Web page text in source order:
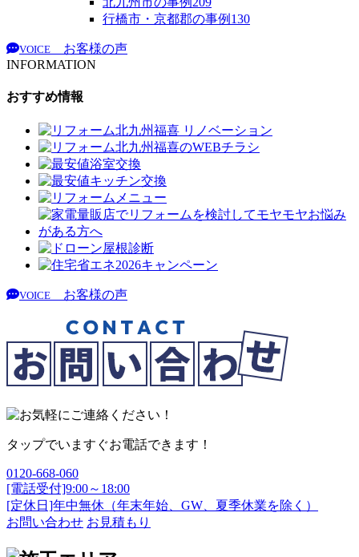
行橋市・京都郡の事例 130
VOICE
お客様の声
INFORMATION
おすすめ情報
VOICE お客様の声
タップでいますぐお電話できます！
0120-668-060
[電話受付]9:00～18:00
[定休日]年中無休（年末年始、GW、夏季休業を除く）
お問い合わせ お見積もり